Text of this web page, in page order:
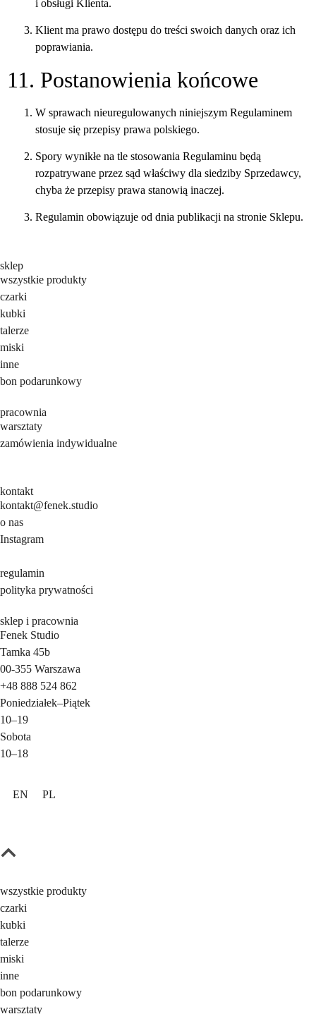
i obsługi Klienta.
Klient ma prawo dostępu do treści swoich danych oraz ich
poprawiania.
11. Postanowienia końcowe
W sprawach nieuregulowanych niniejszym Regulaminem
stosuje się przepisy prawa polskiego.
Spory wynikłe na tle stosowania Regulaminu będą
rozpatrywane przez sąd właściwy dla siedziby Sprzedawcy,
chyba że przepisy prawa stanowią inaczej.
Regulamin obowiązuje od dnia publikacji na stronie Sklepu.
sklep
wszystkie produkty
czarki
kubki
talerze
miski
inne
bon podarunkowy
pracownia
warsztaty
zamówienia indywidualne
kontakt
kontakt@fenek.studio
o nas
Instagram
regulamin
polityka prywatności
sklep i pracownia
Fenek Studio
Tamka 45b
00-355 Warszawa
+48 888 524 862
Poniedziałek–Piątek
10–19
Sobota
10–18
EN PL
wszystkie produkty
czarki
kubki
talerze
miski
inne
bon podarunkowy
warsztaty